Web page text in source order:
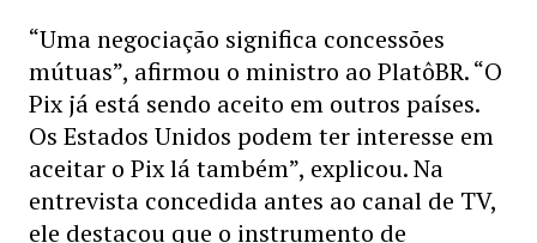
“Uma negociação significa concessões
mútuas”, afirmou o ministro ao PlatôBR. “O
Pix já está sendo aceito em outros países.
Os Estados Unidos podem ter interesse em
aceitar o Pix lá também”, explicou. Na
entrevista concedida antes ao canal de TV,
ele destacou que o instrumento de